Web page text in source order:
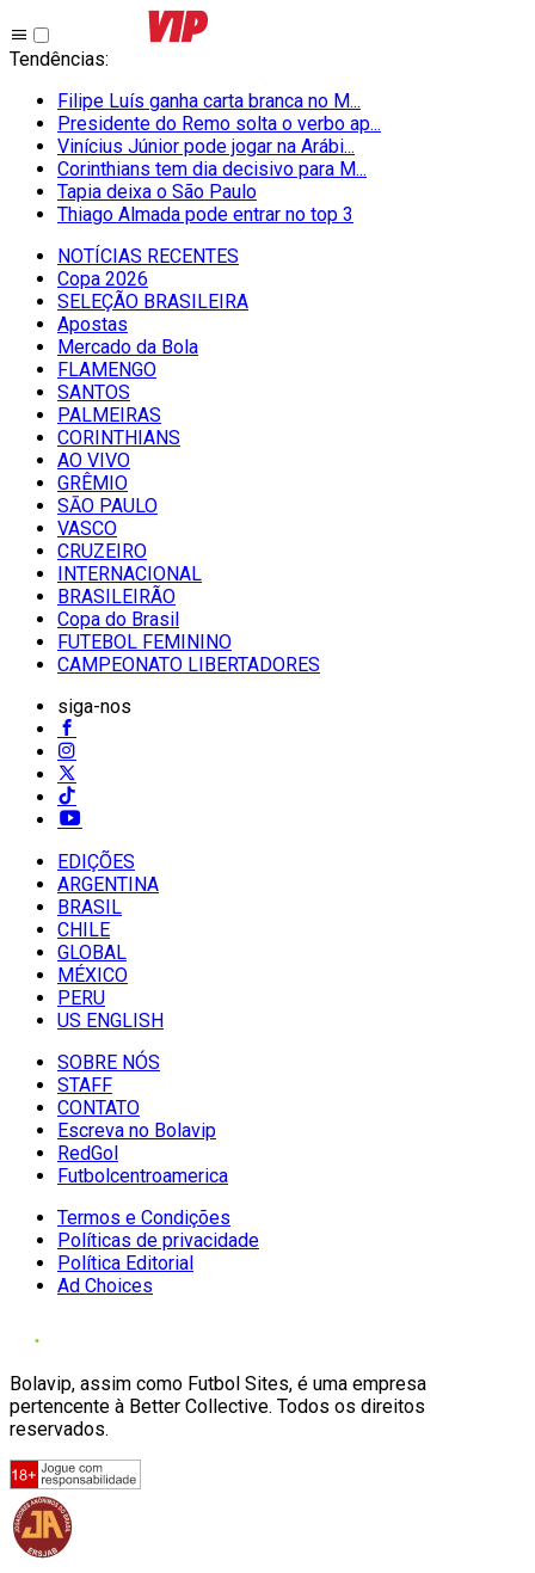
Tendências:
Filipe Luís ganha carta branca no M...
Presidente do Remo solta o verbo ap...
Vinícius Júnior pode jogar na Arábi...
Corinthians tem dia decisivo para M...
Tapia deixa o São Paulo
Thiago Almada pode entrar no top 3
NOTÍCIAS RECENTES
Copa 2026
SELEÇÃO BRASILEIRA
Apostas
Mercado da Bola
FLAMENGO
SANTOS
PALMEIRAS
CORINTHIANS
AO VIVO
GRÊMIO
SĀO PAULO
VASCO
CRUZEIRO
INTERNACIONAL
BRASILEIRÃO
Copa do Brasil
FUTEBOL FEMININO
CAMPEONATO LIBERTADORES
siga-nos
EDIÇÕES
ARGENTINA
BRASIL
CHILE
GLOBAL
MÉXICO
PERU
US ENGLISH
SOBRE NÓS
STAFF
CONTATO
Escreva no Bolavip
RedGol
Futbolcentroamerica
Termos e Condições
Políticas de privacidade
Política Editorial
Ad Choices
Bolavip, assim como Futbol Sites, é uma empresa
pertencente à Better Collective. Todos os direitos
reservados.